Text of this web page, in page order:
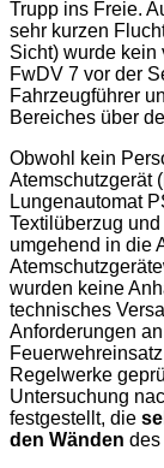
Trupp ins Freie.
sehr kurzen
Sicht) wurde kein
FwDV 7 vor der
Fahrzeugführer
Bereiches über
Obwohl kein
Atemschutzgerät
Lungenautomat
Textilüberzug
umgehend in die
wurden keine
technisches
Anforderungen
Regelwerke
Untersuchung
festgestellt, die
den Wänden des